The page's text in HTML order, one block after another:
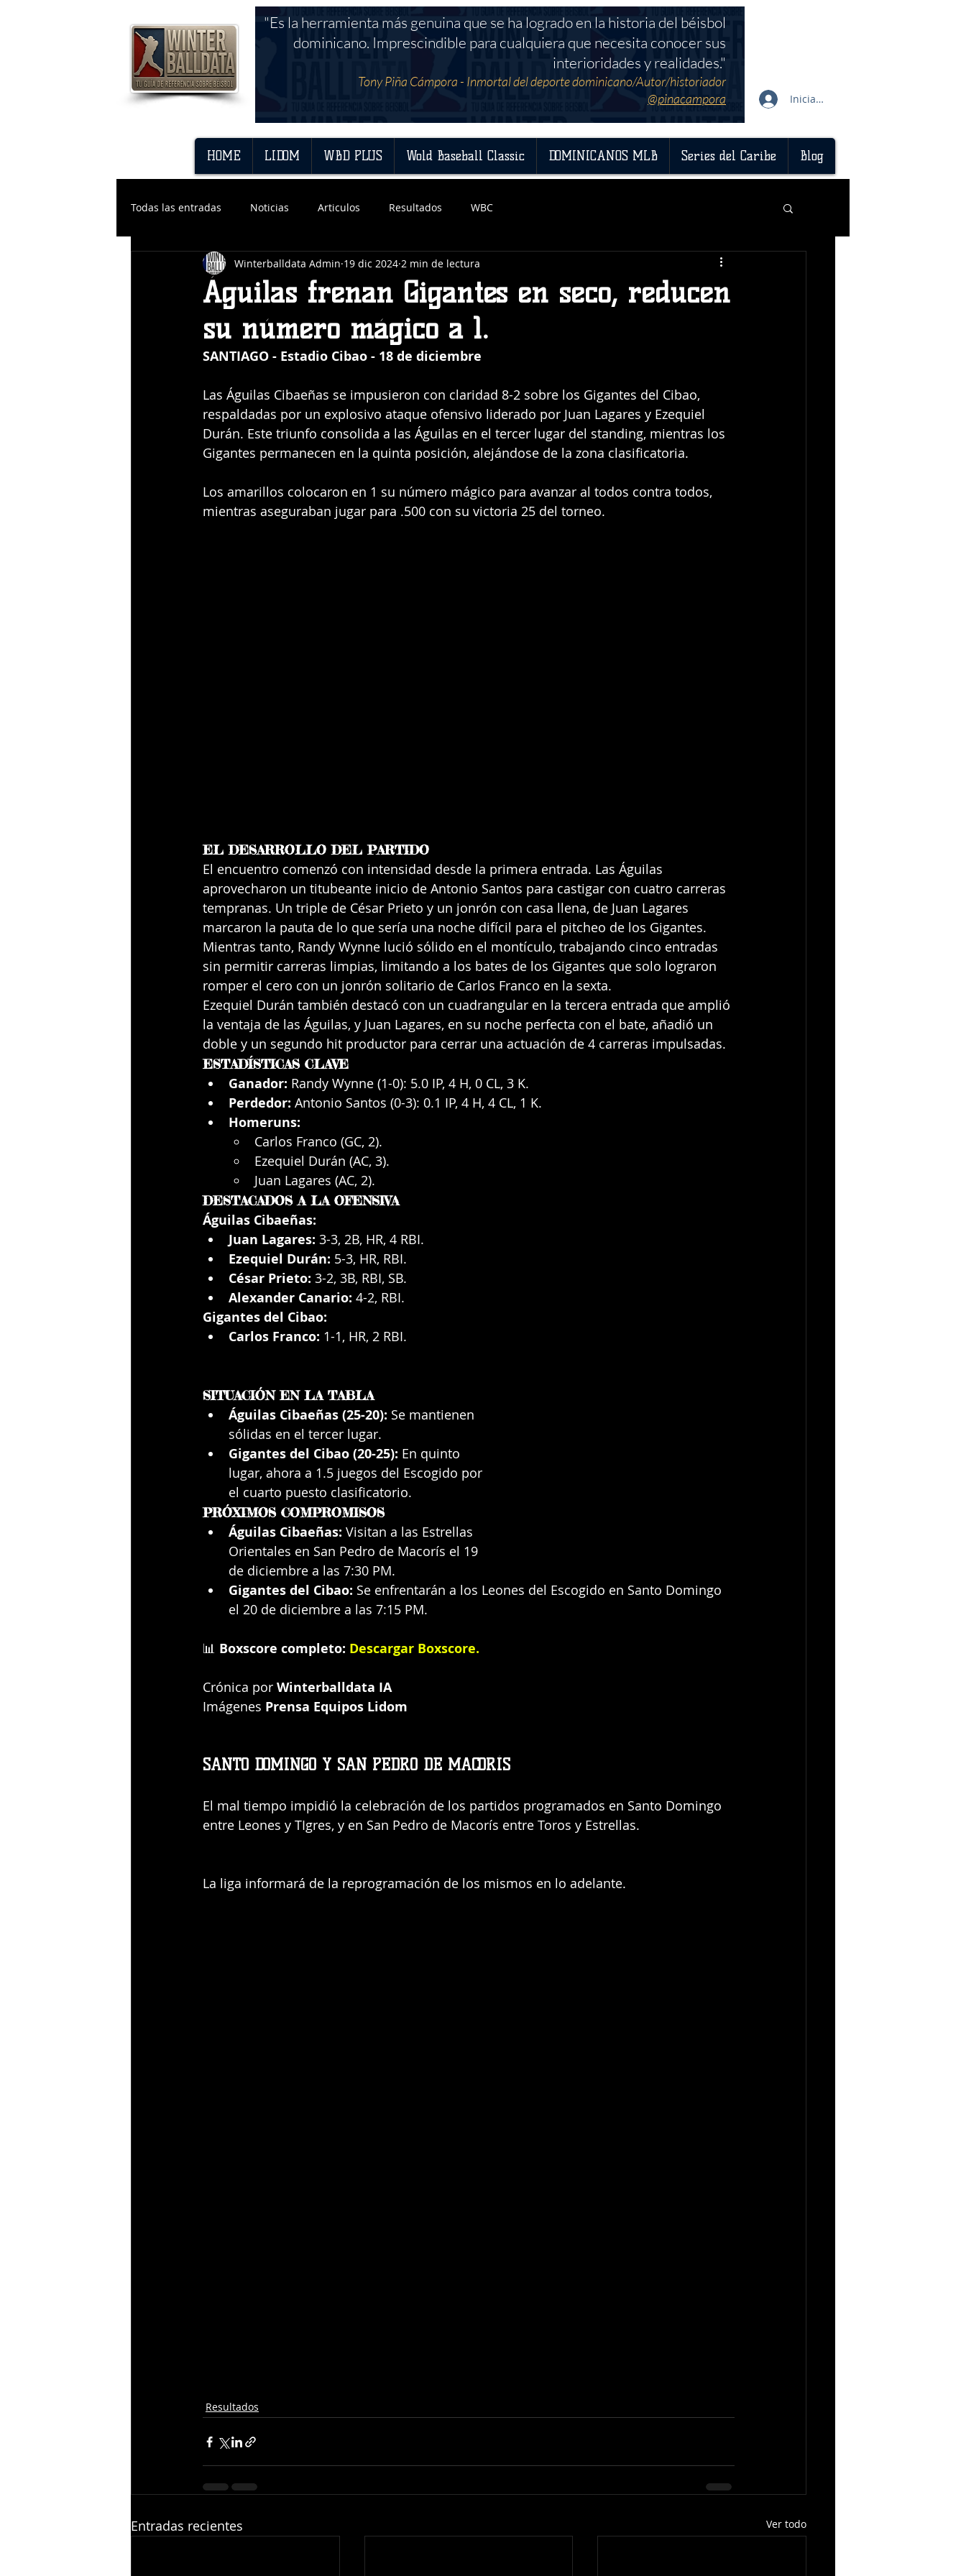
Iniciar sesión
HOME LIDOM WBD PLUS Wold Baseball Classic DOMINICANOS MLB Series del Caribe Blog
"Es la herramienta más genuina que se ha logrado en la historia del béisbol
dominicano. Imprescindible para cualquiera que necesita conocer sus
interioridades y realidades."
Tony Piña Cámpora - Inmortal del deporte dominicano/Autor/historiador
@pinacampora
Todas las entradas Noticias Articulos Resultados WBC
Águilas frenan Gigantes en seco, reducen
su número mágico a 1.
Winterballdata Admin 19 dic 2024 2 min de lectura
SANTIAGO - Estadio Cibao - 18 de diciembre
Las Águilas Cibaeñas se impusieron con claridad 8-2 sobre los Gigantes del Cibao,
respaldadas por un explosivo ataque ofensivo liderado por Juan Lagares y Ezequiel
Durán. Este triunfo consolida a las Águilas en el tercer lugar del standing, mientras los
Gigantes permanecen en la quinta posición, alejándose de la zona clasificatoria.
Los amarillos colocaron en 1 su número mágico para avanzar al todos contra todos,
mientras aseguraban jugar para .500 con su victoria 25 del torneo.
EL DESARROLLO DEL PARTIDO
El encuentro comenzó con intensidad desde la primera entrada. Las Águilas
aprovecharon un titubeante inicio de Antonio Santos para castigar con cuatro carreras
tempranas. Un triple de César Prieto y un jonrón con casa llena, de Juan Lagares
marcaron la pauta de lo que sería una noche difícil para el pitcheo de los Gigantes.
Mientras tanto, Randy Wynne lució sólido en el montículo, trabajando cinco entradas
sin permitir carreras limpias, limitando a los bates de los Gigantes que solo lograron
romper el cero con un jonrón solitario de Carlos Franco en la sexta.
Ezequiel Durán también destacó con un cuadrangular en la tercera entrada que amplió
la ventaja de las Águilas, y Juan Lagares, en su noche perfecta con el bate, añadió un
doble y un segundo hit productor para cerrar una actuación de 4 carreras impulsadas.
ESTADÍSTICAS CLAVE
Ganador: Randy Wynne (1-0): 5.0 IP, 4 H, 0 CL, 3 K.
Perdedor: Antonio Santos (0-3): 0.1 IP, 4 H, 4 CL, 1 K.
Homeruns:
Carlos Franco (GC, 2).
Ezequiel Durán (AC, 3).
Juan Lagares (AC, 2).
DESTACADOS A LA OFENSIVA
Águilas Cibaeñas:
Juan Lagares: 3-3, 2B, HR, 4 RBI.
Ezequiel Durán: 5-3, HR, RBI.
César Prieto: 3-2, 3B, RBI, SB.
Alexander Canario: 4-2, RBI.
Gigantes del Cibao:
Carlos Franco: 1-1, HR, 2 RBI.
SITUACIÓN EN LA TABLA
Águilas Cibaeñas (25-20): Se mantienen
sólidas en el tercer lugar.
Gigantes del Cibao (20-25): En quinto
lugar, ahora a 1.5 juegos del Escogido por
el cuarto puesto clasificatorio.
PRÓXIMOS COMPROMISOS
Águilas Cibaeñas: Visitan a las Estrellas
Orientales en San Pedro de Macorís el 19
de diciembre a las 7:30 PM.
Gigantes del Cibao: Se enfrentarán a los Leones del Escogido en Santo Domingo
el 20 de diciembre a las 7:15 PM.
📊 Boxscore completo: Descargar Boxscore.
Crónica por Winterballdata IA
Imágenes Prensa Equipos Lidom
SANTO DOMINGO Y SAN PEDRO DE MACORÍS
El mal tiempo impidió la celebración de los partidos programados en Santo Domingo
entre Leones y TIgres, y en San Pedro de Macorís entre Toros y Estrellas.
La liga informará de la reprogramación de los mismos en lo adelante.
Resultados
Entradas recientes Ver todo